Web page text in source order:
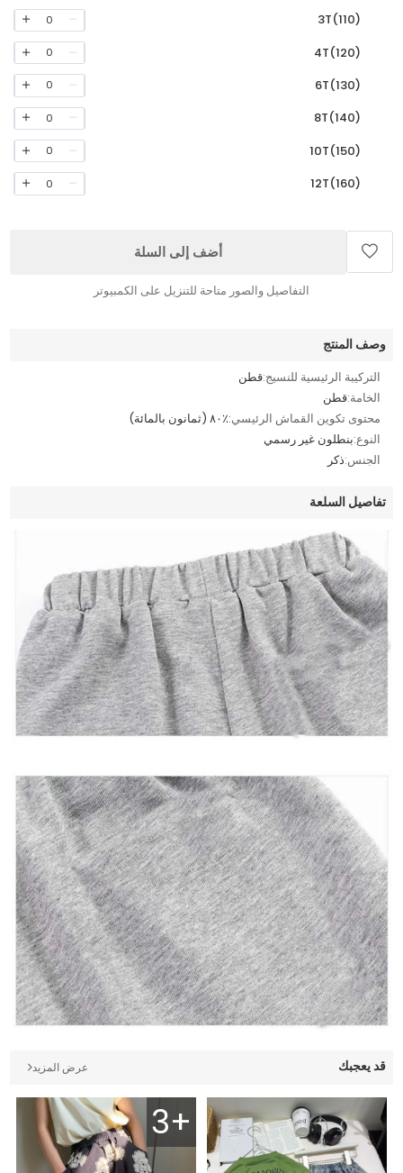
3T(110)
0
4T(120)
0
6T(130)
0
8T(140)
0
10T(150)
0
12T(160)
0
أضف إلى السلة
التفاصيل والصور متاحة للتنزيل على الكمبيوتر
وصف المنتج
التركيبة الرئيسية للنسيج:قطن
الخامة:قطن
محتوى تكوين القماش الرئيسي:٪٨٠ (ثمانون بالمائة)
النوع:بنطلون غير رسمي
الجنس:ذكر
تفاصيل السلعة
قد يعجبك عرض المزيد
3+